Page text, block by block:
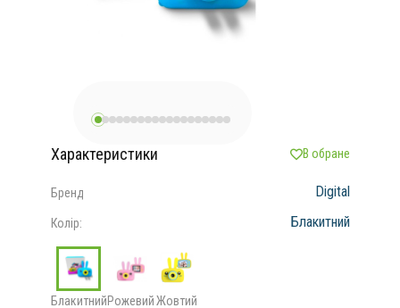
Характеристики В обране
Бренд Digital
Колір: Блакитний
БлакитнийРожевийЖовтий